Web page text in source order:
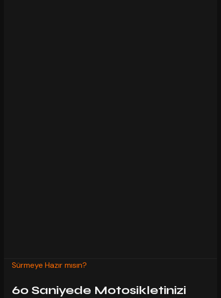
Sürmeye Hazır mısın?
60 Saniyede Motosikletinizi